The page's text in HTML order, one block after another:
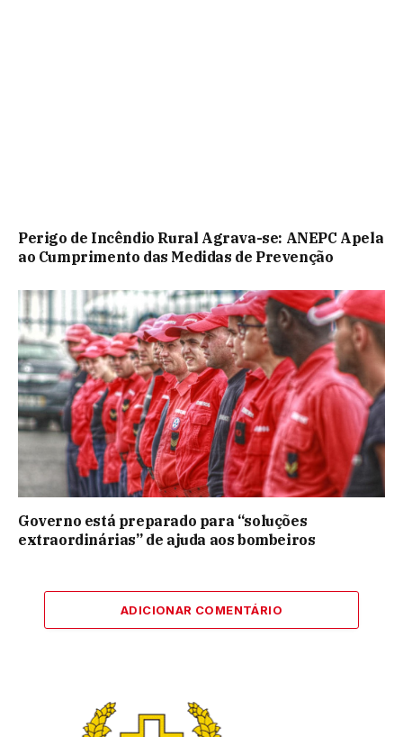
Perigo de Incêndio Rural Agrava-se: ANEPC Apela
ao Cumprimento das Medidas de Prevenção
Governo está preparado para “soluções
extraordinárias” de ajuda aos bombeiros
ADICIONAR COMENTÁRIO